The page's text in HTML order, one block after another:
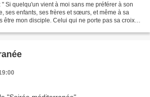
" Si quelqu'un vient à moi sans me préférer à son
ses enfants, ses frères et sœurs, et même à sa
être mon disciple. Celui qui ne porte pas sa croix